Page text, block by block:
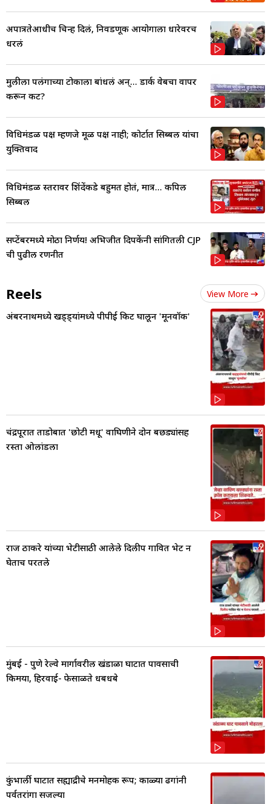
अपात्रतेआधीच चिन्ह दिलं, निवडणूक आयोगाला धारेवरच
धरलं
मुलीला पलंगाच्या टोकाला बांधलं अन्... डार्क वेबचा वापर
करून कट?
विधिमंडळ पक्ष म्हणजे मूळ पक्ष नाही; कोर्टात सिब्बल यांचा
युक्तिवाद
विधिमंडळ स्तरावर शिंदेंकडे बहुमत होतं, मात्र... कपिल
सिब्बल
सप्टेंबरमध्ये मोठा निर्णय! अभिजीत दिपकेंनी सांगितली CJP
ची पुढील रणनीत
Reels View More
अंबरनाथमध्ये खड्ड्यांमध्ये पीपीई किट घालून 'मूनवॉक'
चंद्रपूरात ताडोबात 'छोटी मधू' वाघिणीने दोन बछड्यांसह
रस्ता ओलांडला
राज ठाकरे यांच्या भेटीसाठी आलेले दिलीप गावित भेट न
घेताच परतले
मुंबई - पुणे रेल्वे मार्गावरील खंडाळा घाटात पावसाची
किमया, हिरवाई- फेसाळते धबधबे
कुंभार्ली घाटात सह्याद्रीचे मनमोहक रूप; काळ्या ढगांनी
पर्वतरांगा सजल्या